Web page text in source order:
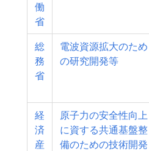
働
省
総
務
省
電波資源拡大のため
の研究開発等
経
済
産
原子力の安全性向上
に資する共通基盤整
備のための技術開発